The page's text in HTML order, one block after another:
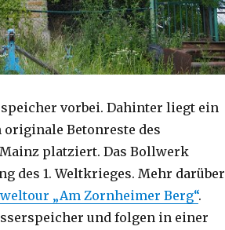
vorbei. Dahinter liegt ein
Betonreste des
platziert. Das Bollwerk
des 1. Weltkrieges. Mehr darüber
„Am Zornheimer Berg“.
und folgen in einer